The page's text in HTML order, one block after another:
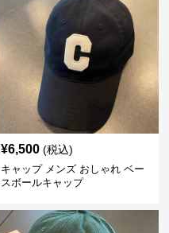
¥6,500 (税込)
キャップ メンズ おしゃれ ベー
スボールキャップ